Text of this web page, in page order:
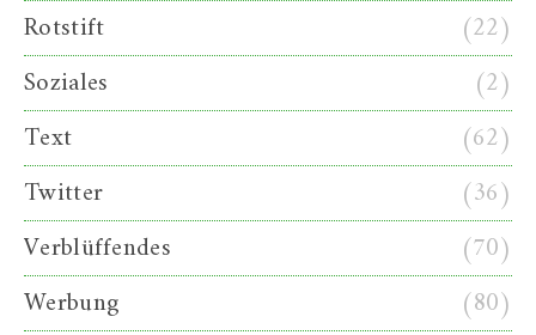
Rotstift
(22)
Soziales
(2)
Text
(62)
Twitter
(36)
Verblüffendes
(70)
Werbung
(80)